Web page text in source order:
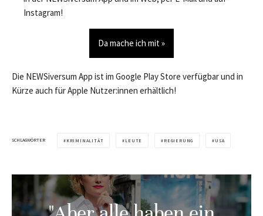
Instagram!
Da mache ich mit »
Die NEWSiversum App ist im Google Play Store verfügbar und in
Kürze auch für Apple Nutzer:innen erhältlich!
SCHLAGWÖRTER KRIMINALITÄT LEUTE REGIERUNG USA